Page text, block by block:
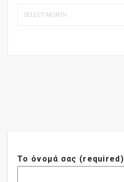
Το όνομά σας (required)